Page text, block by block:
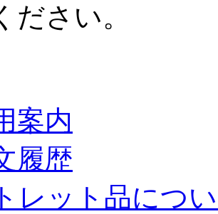
ださい。
案内
履歴
レット品につ